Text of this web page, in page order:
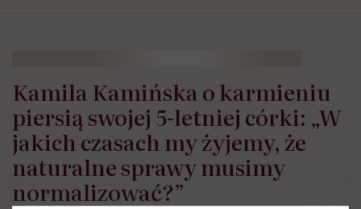
Kamila Kamińska o karmieniu
piersią swojej 5-letniej córki: „W
jakich czasach my żyjemy, że
naturalne sprawy musimy
normalizować?”